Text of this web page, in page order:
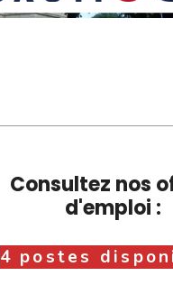
Consultez nos
d'emploi :
4 postes